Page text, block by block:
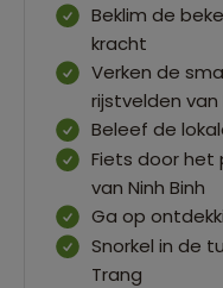
Beklim de
kracht
Verken de
rijstvelden van
Beleef de
Fiets door het
van Ninh Binh
Ga op
Snorkel in de
Trang